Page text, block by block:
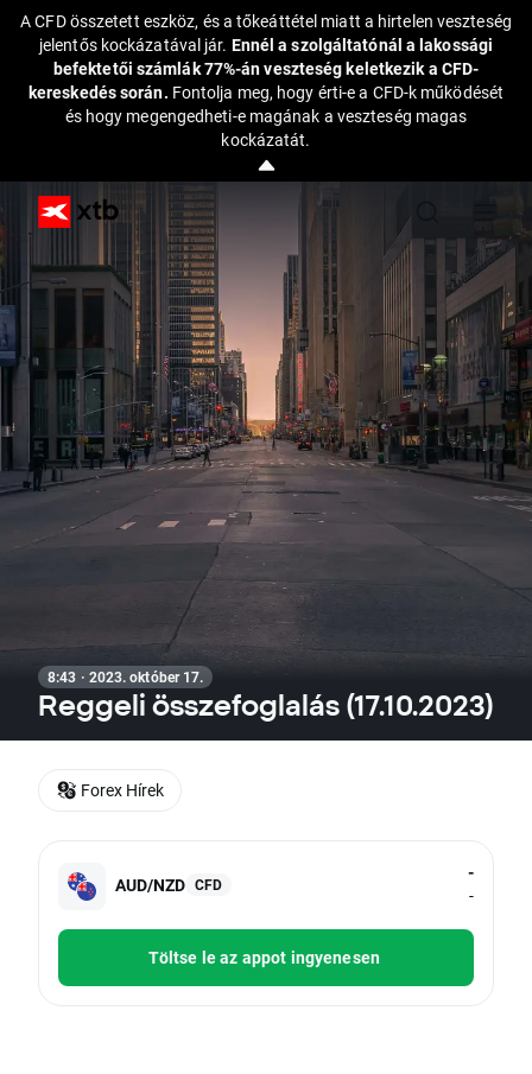
A CFD összetett eszköz, és a tőkeáttétel miatt a hirtelen veszteség
jelentős kockázatával jár. Ennél a szolgáltatónál a lakossági
befektetői számlák 77%-án veszteség keletkezik a CFD-
kereskedés során. Fontolja meg, hogy érti-e a CFD-k működését
és hogy megengedheti-e magának a veszteség magas
kockázatát.
8:43 · 2023. október 17.
Reggeli összefoglalás (17.10.2023)
AUD/NZD CFD
-
-
Töltse le az appot ingyenesen
Forex Hírek